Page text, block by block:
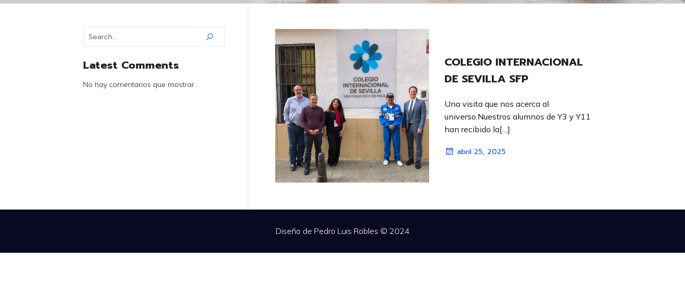
Latest Comments
No hay comentarios que mostrar.
COLEGIO INTERNACIONAL
DE SEVILLA SFP
Una visita que nos acerca al
universo.Nuestros alumnos de Y3 y Y11
han recibido la[…]
abril 25, 2025
Diseño de Pedro Luis Robles © 2024